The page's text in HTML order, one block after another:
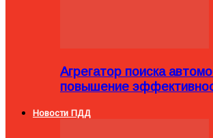
Агрегатор поиска
повышение
Новости ПДД